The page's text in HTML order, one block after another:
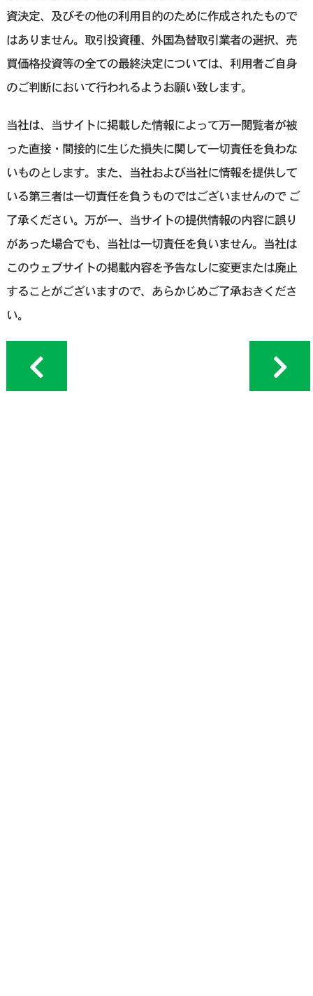
資決定、及びその他の利用目的のために作成されたもので
はありません。取引投資種、外国為替取引業者の選択、売
買価格投資等の全ての最終決定については、利用者ご自身
のご判断において行われるようお願い致します。
当社は、当サイトに掲載した情報によって万一閲覧者が被
った直接・間接的に生じた損失に関して一切責任を負わな
いものとします。また、当社および当社に情報を提供して
いる第三者は一切責任を負うものではございませんので ご
了承ください。万が一、当サイトの提供情報の内容に誤り
があった場合でも、当社は一切責任を負いません。当社は
このウェブサイトの掲載内容を予告なしに変更または廃止
することがございますので、あらかじめご了承おきくださ
い。